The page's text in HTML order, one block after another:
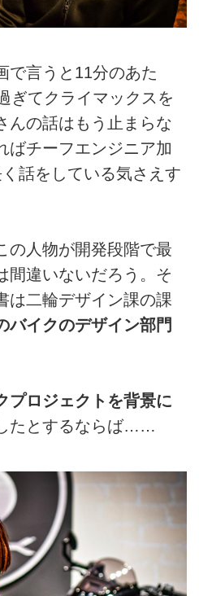
で言うと11分のあた
ぎてクライマックスを
んの話はもう止まらな
ばチーフエンジニア加
話をしている気さえす
の人物が開発段階で最
間違いないだろう。そ
は二輪デザイン課の課
バイクのデザイン部門
プロジェクトを背景に
たとするならば……